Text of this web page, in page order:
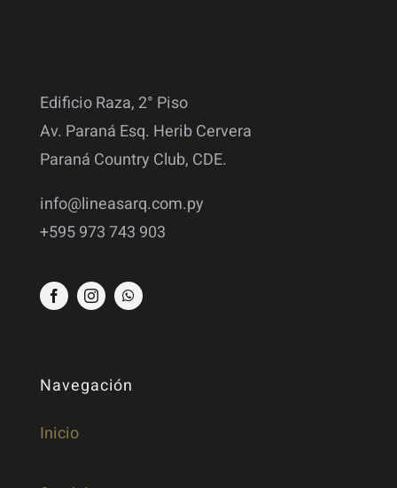
Edificio Raza, 2° Piso
Av. Paraná Esq. Herib Cervera
Paraná Country Club, CDE.
info@lineasarq.com.py
+595 973 743 903
Navegación
Inicio